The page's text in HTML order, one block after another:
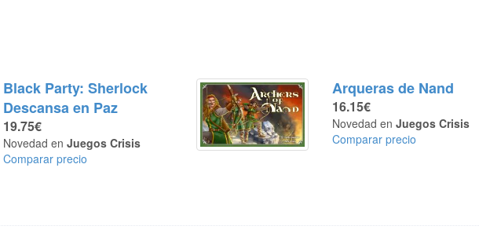
Black Party: Sherlock
Descansa en Paz
19.75€
Novedad enJuegos Crisis
Comparar precio
Arqueras de Nand
16.15€
Novedad enJuegos Crisis
Comparar precio